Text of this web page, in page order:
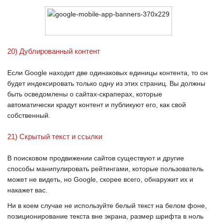
20) Дублированный контент
Если Google находит две одинаковых единицы контента, то он
будет индексировать только одну из этих страниц. Вы должны
быть осведомлены о сайтах-скраперах, которые
автоматически крадут контент и публикуют его, как свой
собственный.
21) Скрытый текст и ссылки
В поисковом продвижении сайтов существуют и другие
способы манипулировать рейтингами, которые пользователь
может не видеть, но Google , скорее всего, обнаружит их и
накажет вас.
Ни в коем случае не используйте белый текст на белом фоне,
позиционирование текста вне экрана, размер шрифта в ноль